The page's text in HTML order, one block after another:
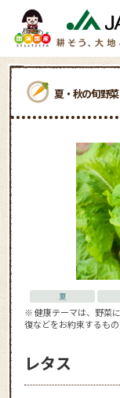
夏・秋の旬野菜
夏
※ 健康テーマは、野菜
復などをお約束するもの
レタス